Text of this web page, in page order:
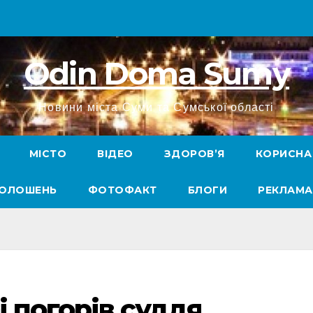
Odin Doma Sumy
Новини міста Суми та Сумської області
МІСТО ВІДЕО ЗДОРОВ’Я КОРИСНА
ФОТОФАКТ БЛОГИ РЕКЛАМА